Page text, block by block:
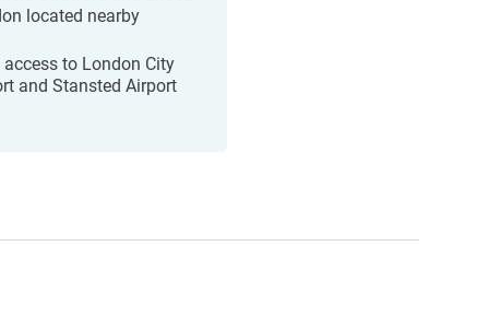
located nearby
access to London City
and Stansted Airport